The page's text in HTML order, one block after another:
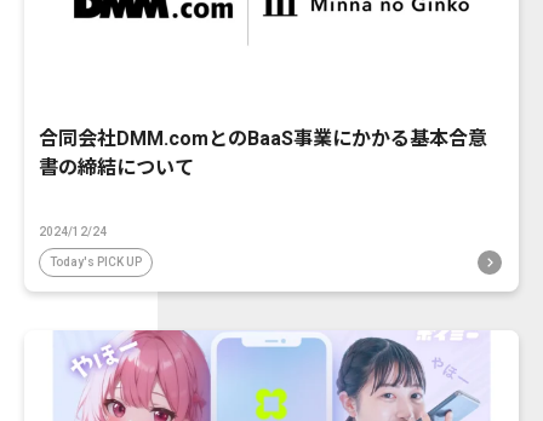
合同会社DMM.comとのBaaS事業にかかる基本合意
書の締結について
2024/12/24
Today's PICK UP